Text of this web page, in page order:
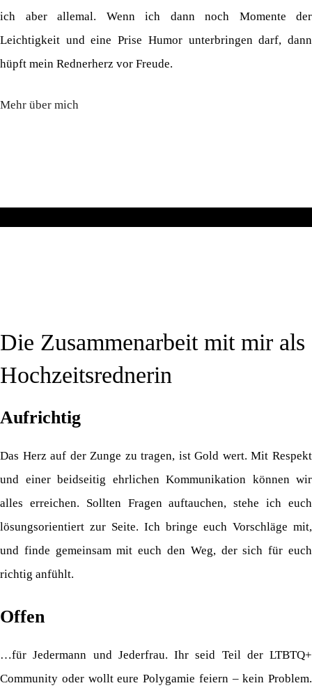
ich aber allemal. Wenn ich dann noch Momente der
Leichtigkeit und eine Prise Humor unterbringen darf, dann
hüpft mein Rednerherz vor Freude.
Mehr über mich
Die Zusammenarbeit mit mir als
Hochzeitsrednerin
Aufrichtig
Das Herz auf der Zunge zu tragen, ist Gold wert. Mit Respekt
und einer beidseitig ehrlichen Kommunikation können wir
alles erreichen. Sollten Fragen auftauchen, stehe ich euch
lösungsorientiert zur Seite. Ich bringe euch Vorschläge mit,
und finde gemeinsam mit euch den Weg, der sich für euch
richtig anfühlt.
Offen
…für Jedermann und Jederfrau. Ihr seid Teil der LTBTQ+
Community oder wollt eure Polygamie feiern – kein Problem.